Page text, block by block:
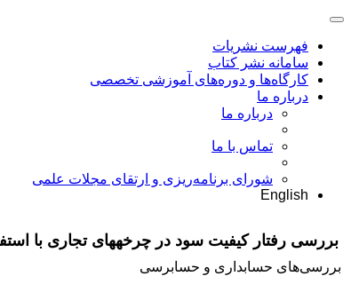
فهرست نشریات
سامانه نشر کتاب
کارگاه‌ها و دوره‌های آموزشی تخصصی
درباره ما
درباره ما
تماس با ما
شورای برنامه‌ریزی و ارتقای مجلات علمی
English
بررسی رفتار کیفیت سود در چرخه‎های تجاری با استفاده از روش رگرسیونی انتقال ملایم پانلی
بررسی‏‌های حسابداری و حسابرسی